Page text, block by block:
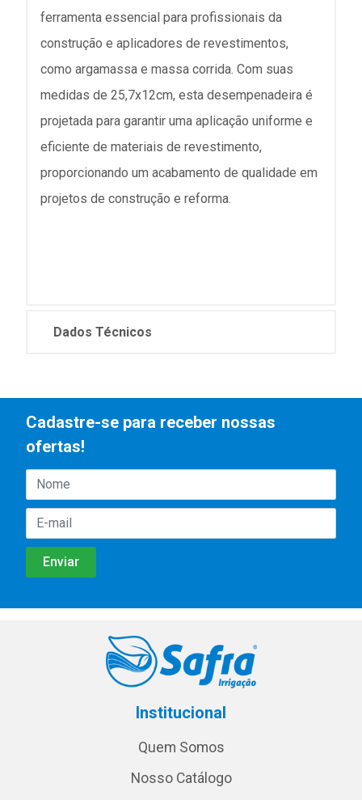
ferramenta essencial para profissionais da
construção e aplicadores de revestimentos,
como argamassa e massa corrida. Com suas
medidas de 25,7x12cm, esta desempenadeira é
projetada para garantir uma aplicação uniforme e
eficiente de materiais de revestimento,
proporcionando um acabamento de qualidade em
projetos de construção e reforma.
Dados Técnicos
Cadastre-se para receber nossas
ofertas!
Institucional
Quem Somos
Nosso Catálogo